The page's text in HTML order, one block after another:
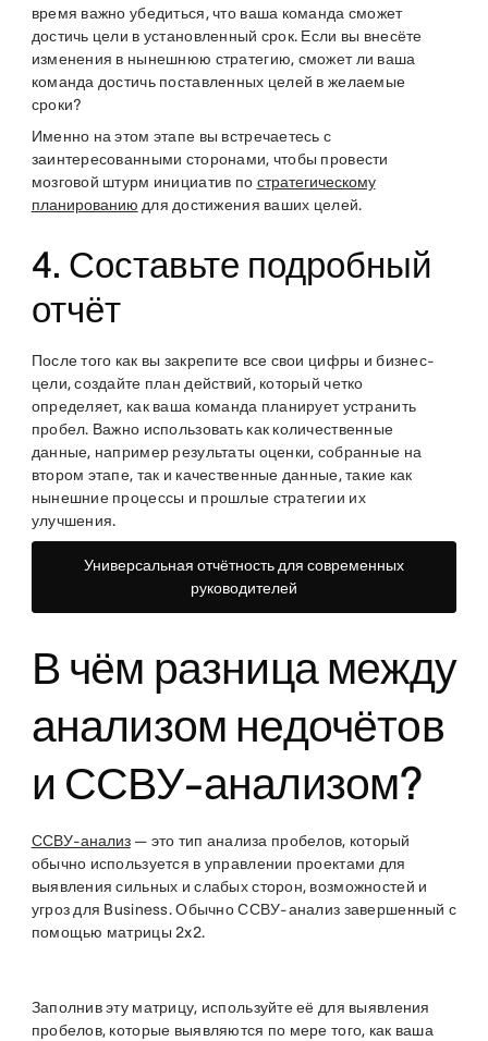
время важно убедиться, что ваша команда сможет
достичь цели в установленный срок. Если вы внесёте
изменения в нынешнюю стратегию, сможет ли ваша
команда достичь поставленных целей в желаемые
сроки?
Именно на этом этапе вы встречаетесь с
заинтересованными сторонами, чтобы провести
мозговой штурм инициатив по стратегическому
планированию для достижения ваших целей.
4. Составьте подробный
отчёт
После того как вы закрепите все свои цифры и бизнес-
цели, создайте план действий, который четко
определяет, как ваша команда планирует устранить
пробел. Важно использовать как количественные
данные, например результаты оценки, собранные на
втором этапе, так и качественные данные, такие как
нынешние процессы и прошлые стратегии их
улучшения.
Универсальная отчётность для современных
руководителей
В чём разница между
анализом недочётов
и ССВУ-анализом?
ССВУ-анализ— это тип анализа пробелов, который
обычно используется в управлении проектами для
выявления сильных и слабых сторон, возможностей и
угроз для Business. Обычно ССВУ-анализ завершенный с
помощью матрицы 2x2.
Заполнив эту матрицу, используйте её для выявления
пробелов, которые выявляются по мере того, как ваша